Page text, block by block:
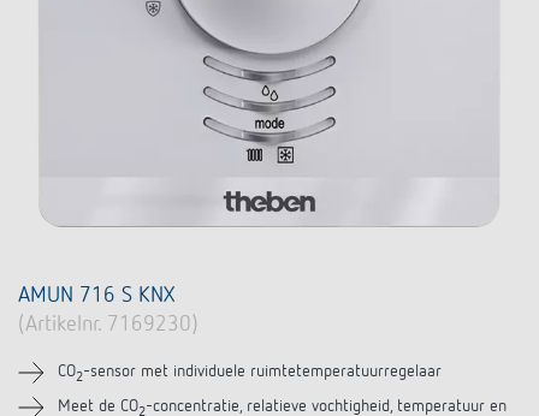
AMUN 716 S KNX
(Artikelnr. 7169230)
CO2-sensor met individuele ruimtetemperatuurregelaar
Meet de CO2-concentratie, relatieve vochtigheid, temperatuur en